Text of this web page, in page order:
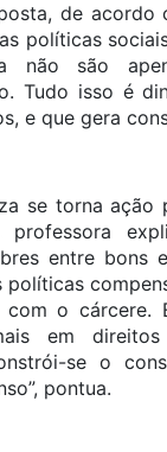
de acordo
políticas
não são
Tudo isso é
e que gera
se torna ação
professora
entre bons
políticas
com o cárcere.
em
se o
pontua.